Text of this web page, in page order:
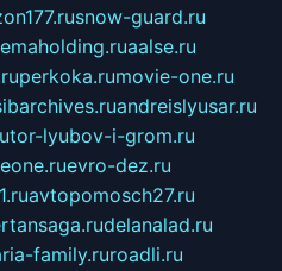
snow-guard.ru
aalse.ru
perkoka.rumovie-one.ru
andreislyusar.ru
tor-lyubov-i-grom.ru
evro-dez.ru
avtopomosch27.ru
delanalad.ru
family.ruroadli.ru